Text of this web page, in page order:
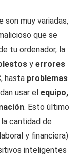
son muy variadas,
que se
tu ordenador, la
y errores
hasta problemas
usar el equipo,
. Esto último
cantidad de
y financiera)
inteligentes